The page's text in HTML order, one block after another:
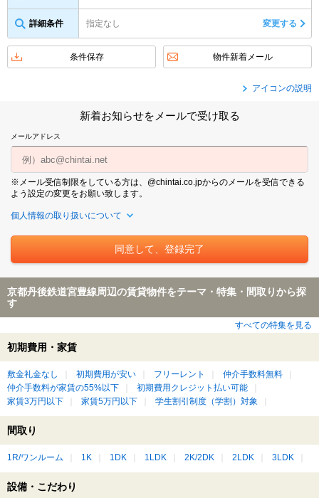
詳細条件 指定なし 変更する
条件保存 物件新着メール
アイコンの説明
新着お知らせをメールで受け取る
メールアドレス
※メール受信制限をしている方は、@chintai.co.jpからのメールを受信できる
よう設定の変更をお願い致します。
個人情報の取り扱いについて
京都丹後鉄道宮豊線周辺の賃貸物件をテーマ・特集・間取りから探
す
すべての特集を見る
初期費用・家賃
敷金礼金なし 初期費用が安い フリーレント
仲介手数料無料
仲介手数料が家賃の55%以下
初期費用クレジット払い可能
家賃3万円以下
家賃5万円以下 学生割引制度（学割）対象
間取り
1R/ワンルーム 1K 1DK 1LDK 2K/2DK 2LDK 3LDK
設備・こだわり